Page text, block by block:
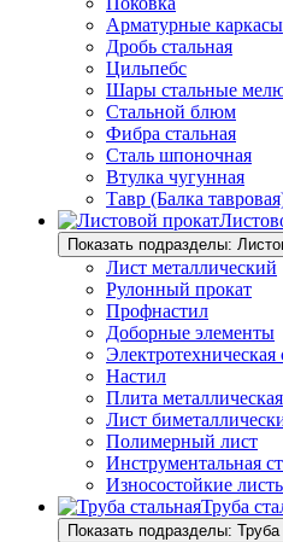
Арматурные каркасы
Дробь стальная
Цильпебс
Шары стальные
Стальной блюм
Фибра стальная
Сталь шпоночная
Втулка чугунная
Тавр (Балка
Показать подразделы:
Лист металлический
Рулонный прокат
Профнастил
Доборные элементы
Электротехническая
Настил
Плита металлическая
Лист
Полимерный лист
Инструментальная
Износостойкие
Труба
Показать подразделы: